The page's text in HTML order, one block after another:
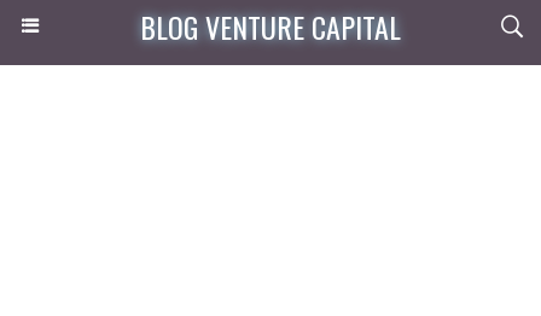
BLOG VENTURE CAPITAL